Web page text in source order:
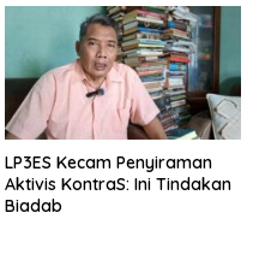
LP3ES Kecam Penyiraman
Aktivis KontraS: Ini Tindakan
Biadab